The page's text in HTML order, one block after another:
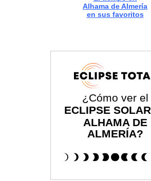
Alhama de Almería
en sus favoritos
¿Cómo ver el
ECLIPSE SOLAR
ALHAMA DE
ALMERÍA?